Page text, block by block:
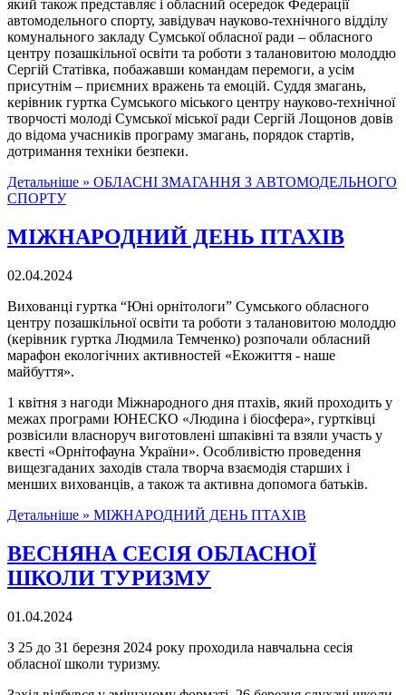
який також представляє і обласний осередок Федерації
автомодельного спорту, завідувач науково-технічного відділу
комунального закладу Сумської обласної ради – обласного
центру позашкільної освіти та роботи з талановитою молоддю
Сергій Статівка, побажавши командам перемоги, а усім
присутнім – приємних вражень та емоцій. Суддя змагань,
керівник гуртка Сумського міського центру науково-технічної
творчості молоді Сумської міської ради Сергій Лощонов довів
до відома учасників програму змагань, порядок стартів,
дотримання техніки безпеки.
Детальніше » ОБЛАСНІ ЗМАГАННЯ З АВТОМОДЕЛЬНОГО
СПОРТУ
МІЖНАРОДНИЙ ДЕНЬ ПТАХІВ
02.04.2024
Вихованці гуртка “Юні орнітологи” Сумського обласного
центру позашкільної освіти та роботи з талановитою молоддю
(керівник гуртка Людмила Темченко) розпочали обласний
марафон екологічних активностей «Екожиття - наше
майбуття».
1 квітня з нагоди Міжнародного дня птахів, який проходить у
межах програми ЮНЕСКО «Людина і біосфера», гуртківці
розвісили власноруч виготовлені шпаківні та взяли участь у
квесті «Орнітофауна України». Особливістю проведення
вищезгаданих заходів стала творча взаємодія старших і
менших вихованців, а також та активна допомога батьків.
Детальніше » МІЖНАРОДНИЙ ДЕНЬ ПТАХІВ
ВЕСНЯНА СЕСІЯ ОБЛАСНОЇ
ШКОЛИ ТУРИЗМУ
01.04.2024
З 25 до 31 березня 2024 року проходила навчальна сесія
обласної школи туризму.